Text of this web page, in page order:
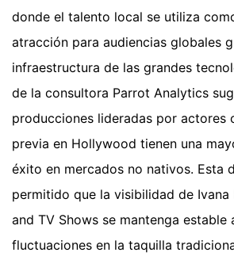
donde el talento local se utiliza
atracción para audiencias globales
infraestructura de las grandes
de la consultora Parrot Analytics
producciones lideradas por actores
previa en Hollywood tienen una
éxito en mercados no nativos. Esta
permitido que la visibilidad de Ivana
and TV Shows se mantenga estable
fluctuaciones en la taquilla